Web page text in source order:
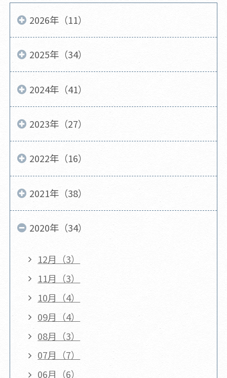
2026年（11）
2025年（34）
2024年（41）
2023年（27）
2022年（16）
2021年（38）
2020年（34）
12月（3）
11月（3）
10月（4）
09月（4）
08月（3）
07月（7）
06月（6）